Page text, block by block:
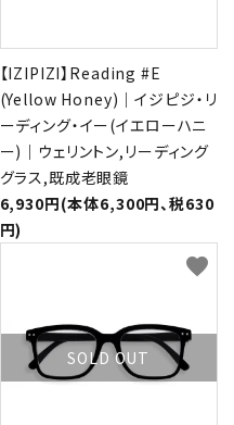
【IZIPIZI】Reading #E
(Yellow Honey)｜イジピジ・リ
ーディング・イー(イエローハニ
ー)｜ウェリントン,リーディング
グラス,既成老眼鏡
6,930円(本体6,300円、税630
円)
SOLD OUT
favorite